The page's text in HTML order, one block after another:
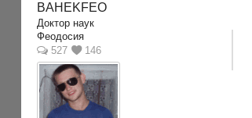
BAHEKFEO
Доктор наук
Феодосия
527
146